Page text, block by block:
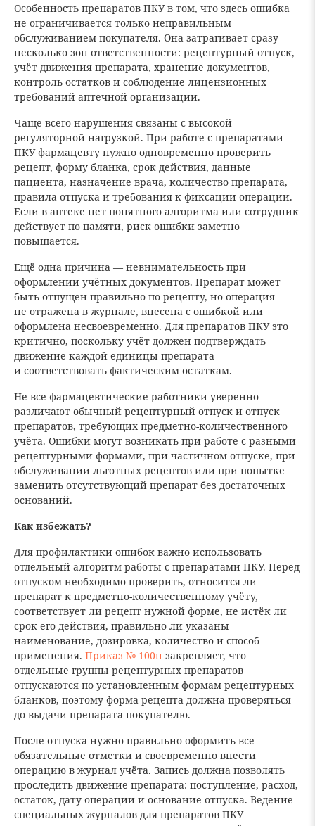
Особенность препаратов ПКУ в том, что здесь ошибка
не ограничивается только неправильным
обслуживанием покупателя. Она затрагивает сразу
несколько зон ответственности: рецептурный отпуск,
учёт движения препарата, хранение документов,
контроль остатков и соблюдение лицензионных
требований аптечной организации.
Чаще всего нарушения связаны с высокой
регуляторной нагрузкой. При работе с препаратами
ПКУ фармацевту нужно одновременно проверить
рецепт, форму бланка, срок действия, данные
пациента, назначение врача, количество препарата,
правила отпуска и требования к фиксации операции.
Если в аптеке нет понятного алгоритма или сотрудник
действует по памяти, риск ошибки заметно
повышается.
Ещё одна причина — невнимательность при
оформлении учётных документов. Препарат может
быть отпущен правильно по рецепту, но операция
не отражена в журнале, внесена с ошибкой или
оформлена несвоевременно. Для препаратов ПКУ это
критично, поскольку учёт должен подтверждать
движение каждой единицы препарата
и соответствовать фактическим остаткам.
Не все фармацевтические работники уверенно
различают обычный рецептурный отпуск и отпуск
препаратов, требующих предметно-количественного
учёта. Ошибки могут возникать при работе с разными
рецептурными формами, при частичном отпуске, при
обслуживании льготных рецептов или при попытке
заменить отсутствующий препарат без достаточных
оснований.
Как избежать?
Для профилактики ошибок важно использовать
отдельный алгоритм работы с препаратами ПКУ. Перед
отпуском необходимо проверить, относится ли
препарат к предметно-количественному учёту,
соответствует ли рецепт нужной форме, не истёк ли
срок его действия, правильно ли указаны
наименование, дозировка, количество и способ
применения. Приказ № 100н закрепляет, что
отдельные группы рецептурных препаратов
отпускаются по установленным формам рецептурных
бланков, поэтому форма рецепта должна проверяться
до выдачи препарата покупателю.
После отпуска нужно правильно оформить все
обязательные отметки и своевременно внести
операцию в журнал учёта. Запись должна позволять
проследить движение препарата: поступление, расход,
остаток, дату операции и основание отпуска. Ведение
специальных журналов для препаратов ПКУ